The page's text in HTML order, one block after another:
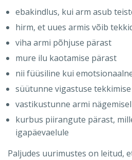
ebakindlus, kui arm asub
hirm, et uues armis võib
viha armi põhjuse pärast
mure ilu kaotamise pärast
nii füüsiline kui
süütunne vigastuse
vastikustunne armi
kurbus piirangute pärast,
igapäevaelule
Paljudes uurimustes on leitud,